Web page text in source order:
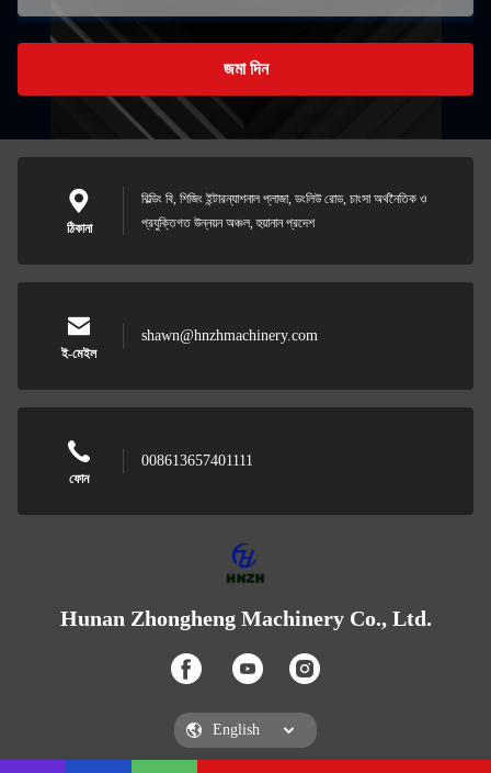
জমা দিন
ঠিকানা
বিল্ডিং বি, শিজিং ইন্টারন্যাশনাল প্লাজা, ডংলিউ রোড, চাংসা অর্থনৈতিক ও
প্রযুক্তিগত উন্নয়ন অঞ্চল, হুয়ানান প্রদেশ
ই-মেইল
shawn@hnzhmachinery.com
ফোন
008613657401111
Hunan Zhongheng Machinery Co., Ltd.